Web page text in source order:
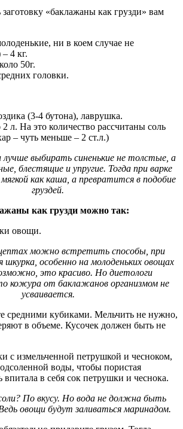
«баклажаны как грузди» вам
ни в коем случае не
4 кг.
50г.
головки.
(3-4 бутона), лаврушка.
л. На это количество рассчитаны соль
– чуть меньше – 2 ст.л.)
лучше выбирать синенькие не толстые, а
блестящие и упругие. Тогда при варке
как каша, а превратится в подобие
груздей.
как грузди можно так:
овощи.
можно встретить способы, при
шкурка, особенно на молоденьких овощах
это красиво. Но диетологи
кожура от баклажанов организмом не
усваивается.
средними кубиками. Мельчить не нужно,
в объеме. Кусочек должен быть не
с измельченной петрушкой и чесноком,
воды, чтобы пористая
впитала в себя сок петрушки и чеснока.
По вкусу. Но вода не должна быть
овощи будут заливаться маринадом.